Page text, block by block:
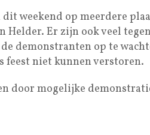
weekend op meerdere
Helder. Er zijn ook veel
demonstranten op te
feest niet kunnen verstoren.
door mogelijke